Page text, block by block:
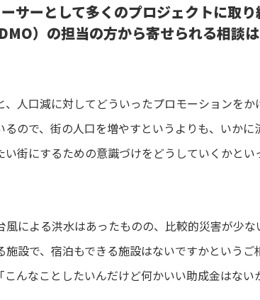
サーとして多くのプロジェクトに取
）の担当の方から寄せられる相談
、人口減に対してどういったプロモーションを
ので、街の人口を増やすというよりも、いか
街にするための意識づけをどうしていくかとい
による洪水はあったものの、比較的災害が少
施設で、宿泊もできる施設はないですかという
んなことしたいんだけど何かいい助成金はない